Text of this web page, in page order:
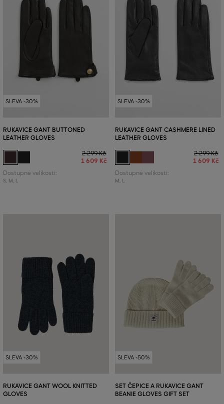
SLEVA -30%
RUKAVICE GANT BUTTONED
LEATHER GLOVES
2 299 Kč
1 609 Kč
Dostupné velikosti:
S, M L
SLEVA -30%
RUKAVICE GANT CASHMERE LINED
LEATHER GLOVES
2 299 Kč
1 609 Kč
Dostupné velikosti:
M L
SLEVA -30%
RUKAVICE GANT WOOL KNITTED
GLOVES
SLEVA -50%
SET ČEPICE A RUKAVICE GANT
BEANIE GLOVES GIFT SET